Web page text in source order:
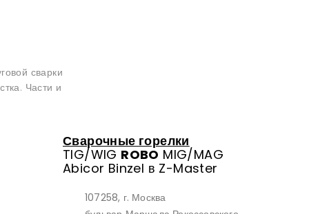
сварки
Части и
Сварочные горелки
TIG/WIG ROBO MIG/MAG
Abicor Binzel в Z-Master
107258, г. Москва